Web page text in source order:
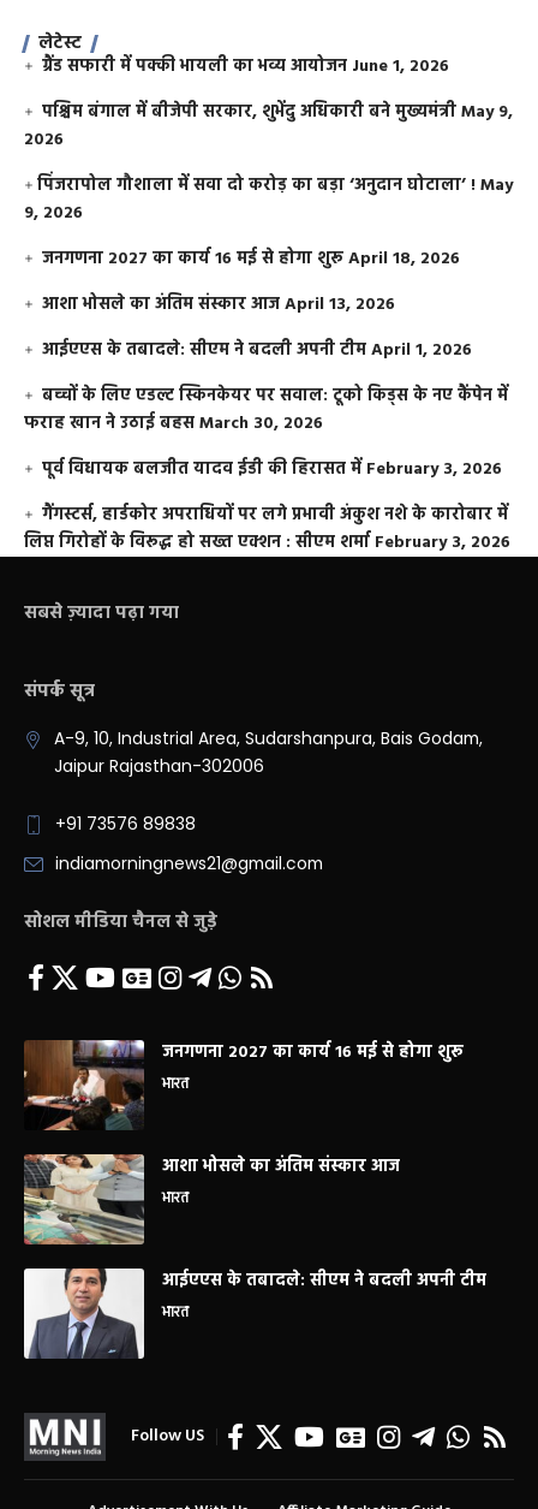
लेटेस्ट
ग्रैंड सफारी में पक्की भायली का भव्य आयोजन June 1, 2026
पश्चिम बंगाल में बीजेपी सरकार, शुभेंदु अधिकारी बने मुख्यमंत्रीMay 9,
2026
​पिंजरापोल गौशाला में सवा दो करोड़ का बड़ा ‘अनुदान घोटाला’ !May
9, 2026
जनगणना 2027 का कार्य 16 मई से होगा शुरूApril 18, 2026
आशा भोसले का अंतिम संस्कार आजApril 13, 2026
आईएएस के तबादले: सीएम ने बदली अपनी टीमApril 1, 2026
बच्चों के लिए एडल्ट स्किनकेयर पर सवाल: टूको किड्स के नए कैंपेन में
फराह खान ने उठाई बहसMarch 30, 2026
पूर्व विधायक बलजीत यादव ईडी की हिरासत में February 3, 2026
गैंगस्टर्स, हार्डकोर अपराधियों पर लगे प्रभावी अंकुश नशे के कारोबार में
लिप्त गिरोहों के विरूद्ध हो सख्त एक्शन : सीएम शर्मा February 3, 2026
सबसे ज़्यादा पढ़ा गया
संपर्क सूत्र
A-9, 10, Industrial Area, Sudarshanpura, Bais Godam,
Jaipur Rajasthan-302006
+91 73576 89838
indiamorningnews21@gmail.com
सोशल मीडिया चैनल से जुड़े
जनगणना 2027 का कार्य 16 मई से होगा शुरू
भारत
आशा भोसले का अंतिम संस्कार आज
भारत
आईएएस के तबादले: सीएम ने बदली अपनी टीम
भारत
Follow US